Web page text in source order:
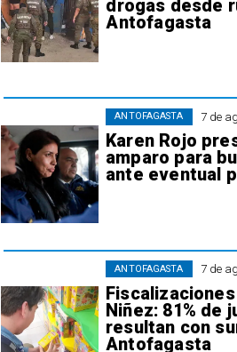
drogas desde
Antofagasta
7 de
Karen Rojo
amparo para
ante eventual
ANTOFAGASTA
7 de
Niñez: 81% de
resultan con
Antofagasta
ANTOFAGASTA